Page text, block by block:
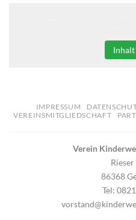
Inhalt
IMPRESSUM
VEREINSMITGLIEDSCHAFT
Verein
Rieser
86368
Tel: